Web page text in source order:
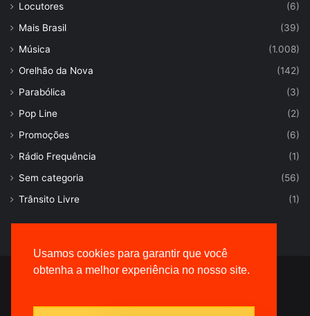
Usamos cookies para garantir que você
obtenha a melhor experiência no nosso site.
Locutores
(6)
Mais Brasil
(39)
Música
(1.008)
Orelhão da Nova
(142)
Parabólica
(3)
Pop Line
(2)
Promoções
(6)
Rádio Frequência
(1)
Sem categoria
(56)
Trânsito Livre
(1)